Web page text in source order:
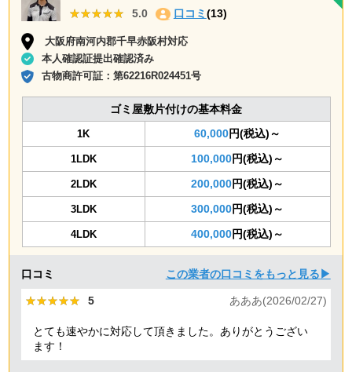
★★★★★
★★★★★ 5.0 口コミ (13)
大阪府南河内郡千早赤阪村対応
本人確認証提出確認済み
古物商許可証：第62216R024451号
ゴミ屋敷片付けの基本料金
1K 60,000円(税込)～
1LDK 100,000円(税込)～
2LDK 200,000円(税込)～
3LDK 300,000円(税込)～
4LDK 400,000円(税込)～
口コミ この業者の口コミをもっと見る▶
★★★★★
★★★★★ 5 あああ(2026/02/27)
とても速やかに対応して頂きました。ありがとうござい
ます！